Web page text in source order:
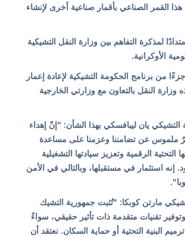
القمر الصناعي بأقمار صناعية أخرى لإنشاء
لمذكرة التفاهم بين وزارة النقل التشيكية
الأوكرانية.
من برنامج الحكومة التشيكية لإعادة إعمار
وزارة النقل بالتعاون مع وزارتي الخارجية
التشيكي يان ليبافسكي بهذا الشأن: "إنّ إهداء
ملموس عن تضامننا وعزمنا على مساعدة
التحتية الرقمية وتعزيز سيادتها التشغيلية
إنه استثمار في مستقبلها، وبالتالي في الأمن
مارتن كوبكا: "تُثبت جمهورية التشيك
تقنيات متقدمة ذات تأثير حقيقي، سواءً
البنية التحتية أو حماية السكان. نعتقد أن